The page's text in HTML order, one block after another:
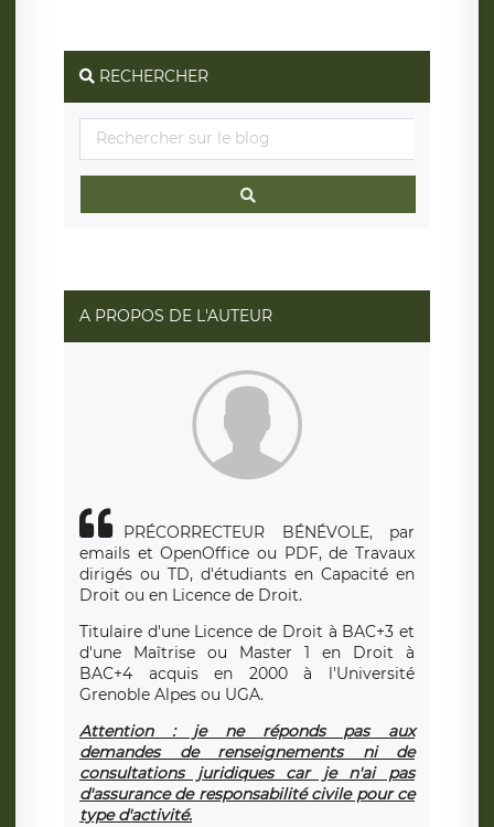
RECHERCHER
A PROPOS DE L'AUTEUR
PRÉCORRECTEUR BÉNÉVOLE, par
emails et OpenOffice ou PDF, de Travaux
dirigés ou TD, d'étudiants en Capacité en
Droit ou en Licence de Droit.
Titulaire d'une Licence de Droit à BAC+3 et
d'une Maîtrise ou Master 1 en Droit à
BAC+4 acquis en 2000 à l'Université
Grenoble Alpes ou UGA.
Attention : je ne réponds pas aux
demandes de renseignements ni de
consultations juridiques car je n'ai pas
d'assurance de responsabilité civile pour ce
type d'activité.